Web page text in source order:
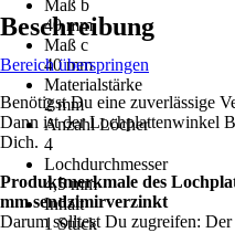
Maß b
40 mm
Maß c
40 mm
Materialstärke
2 mm
Anzahl Löcher
4
Lochdurchmesser
4,5 mm
Inhalt
1 Stück
Beschreibung
Bereich überspringen
Benötigst Du eine zuverlässige
Dann ist der Lochplattenwinkel
Dich.
Produktmerkmale des
mm sendzimirverzinkt
Darum solltest Du zugreifen: